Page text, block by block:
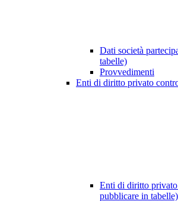
Dati società
tabelle)
Provvedimenti
Enti di diritto privato
Enti di diritto
pubblicare in tabelle)